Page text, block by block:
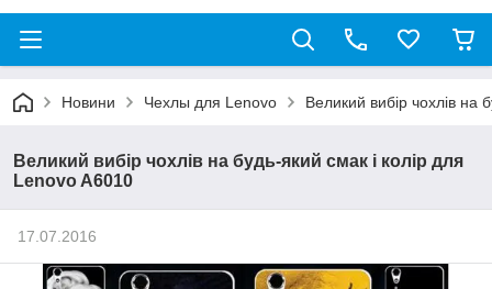
Новини Чехлы для Lenovo Великий вибір чохлів на
Великий вибір чохлів на будь-який смак і колір для
Lenovo A6010
17.07.2016